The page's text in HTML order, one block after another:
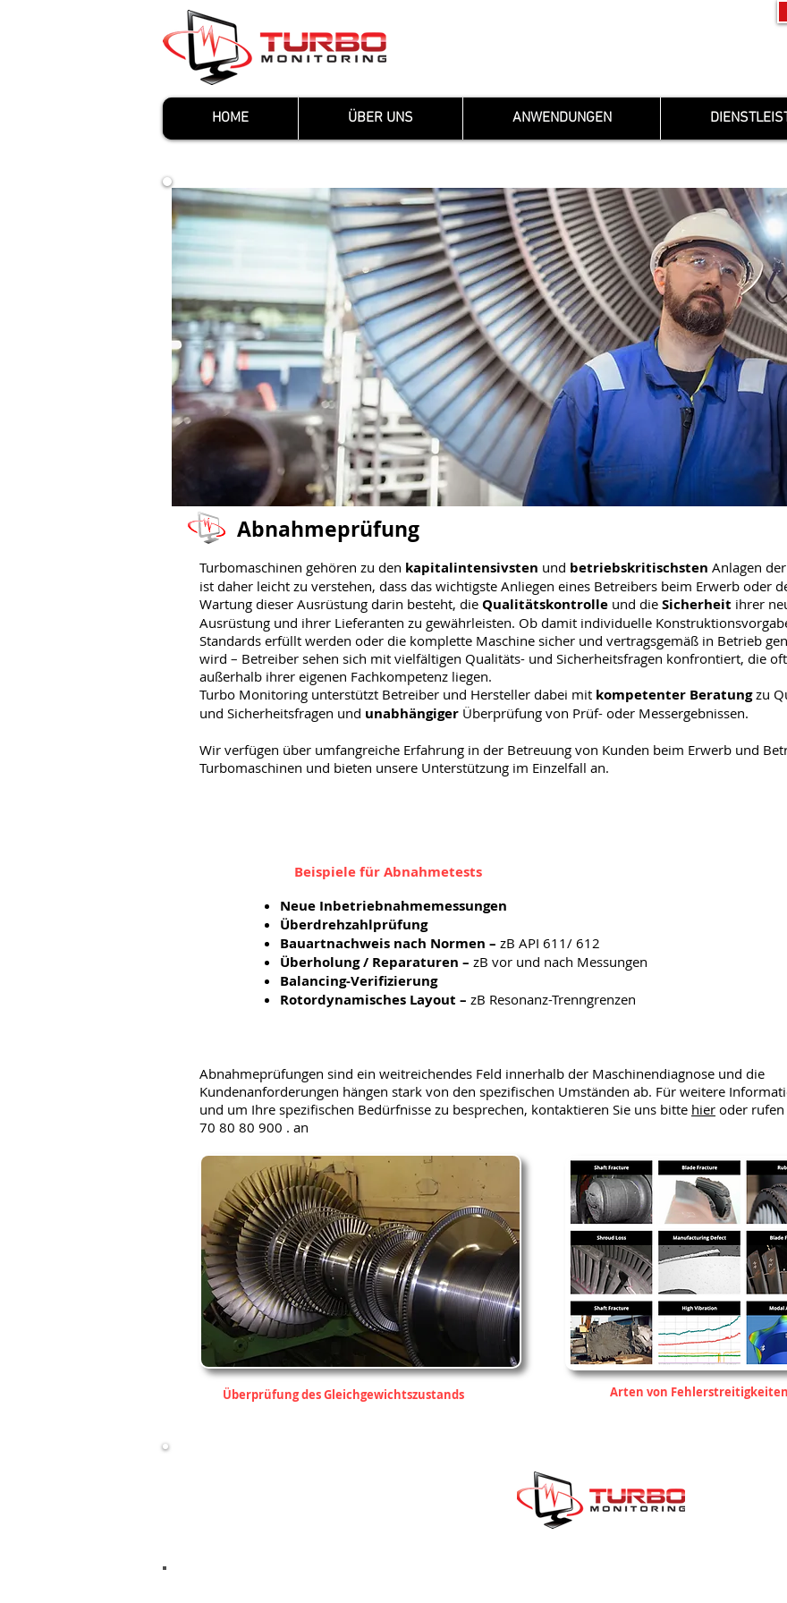
HOME ÜBER UNS ANWENDUNGEN
Beispiele für Abnahmetests
Neue Inbetriebnahmemessungen
Überdrehzahlprüfung
Bauartnachweis nach Normen – zB API 611/ 612
Überholung / Reparaturen – zB vor und nach Messungen
Balancing-Verifizierung
Rotordynamisches Layout – zB Resonanz-Trenngrenzen
Überprüfung des Gleichgewichtszustands Arten von Fehlerstreitigkeiten
Abnahmeprüfungen sind ein weitreichendes Feld innerhalb der Maschinendiagnose und die
Kundenanforderungen hängen stark von den spezifischen Umständen ab. Für weitere
und um Ihre spezifischen Bedürfnisse zu besprechen, kontaktieren Sie uns bitte hier oder rufen
70 80 80 900 . an
Abnahmeprüfung
Turbomaschinen gehören zu den kapitalintensivsten und betriebskritischsten Anlagen
ist daher leicht zu verstehen, dass das wichtigste Anliegen eines Betreibers beim Erwerb oder
Wartung dieser Ausrüstung darin besteht, die Qualitätskontrolle und die Sicherheit ihrer
Ausrüstung und ihrer Lieferanten zu gewährleisten. Ob damit individuelle
Standards erfüllt werden oder die komplette Maschine sicher und vertragsgemäß in Betrieb
wird – Betreiber sehen sich mit vielfältigen Qualitäts- und Sicherheitsfragen konfrontiert, die oft
außerhalb ihrer eigenen Fachkompetenz liegen.
Turbo Monitoring unterstützt Betreiber und Hersteller dabei mit kompetenter Beratungzu
und Sicherheitsfragen und unabhängiger Überprüfung von Prüf- oder Messergebnissen.
Wir verfügen über umfangreiche Erfahrung in der Betreuung von Kunden beim Erwerb und
Turbomaschinen und bieten unsere Unterstützung im Einzelfall an.